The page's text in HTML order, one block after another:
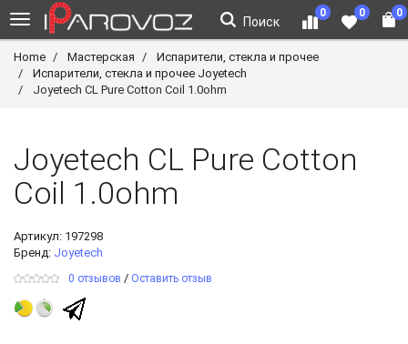
Поиск
0 0 0
Home Мастерская
Испарители, стекла и прочее
Испарители, стекла и прочее Joyetech
Joyetech CL Pure Cotton Coil 1.0ohm
Joyetech CL Pure Cotton
Coil 1.0ohm
Артикул: 197298
Бренд: Joyetech
0 отзывов / Оставить отзыв